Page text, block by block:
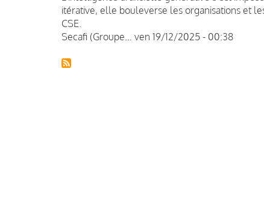
itérative, elle bouleverse les organisations et
CSE.
Secafi (Groupe… ven 19/12/2025 - 00:38